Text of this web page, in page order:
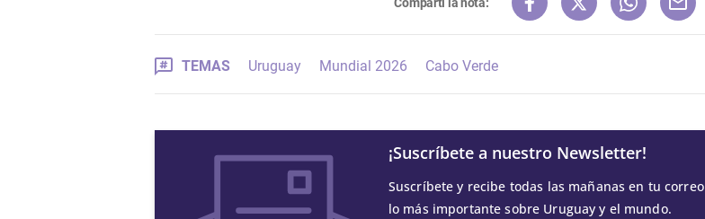
Compartí la nota:
TEMAS Uruguay Mundial 2026 Cabo Verde
¡Suscríbete a nuestro Newsletter!
Suscríbete y recibe todas las mañanas en tu correo
lo más importante sobre Uruguay y el mundo.